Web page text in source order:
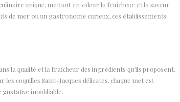
unique, mettant en valeur la fraîcheur et la saveur
de mer ou un gastronome curieux, ces établissements
la qualité et la fraîcheur des ingrédients qu’ils proposent.
coquilles Saint-Jacques délicates, chaque met est
inoubliable.